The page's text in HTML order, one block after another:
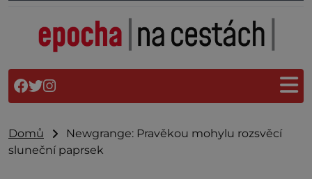
Domů
Newgrange: Pravěkou mohylu rozsvěcí
sluneční paprsek